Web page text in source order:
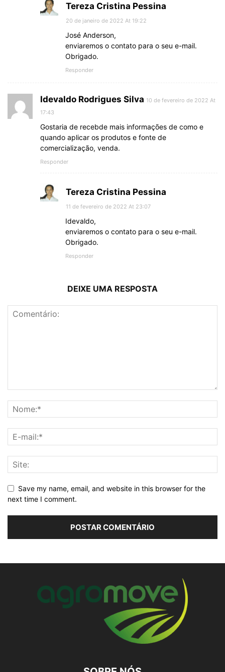
Tereza Cristina Pessina
20 de janeiro de 2022 At 19:22
José Anderson,
enviaremos o contato para o seu e-mail.
Obrigado.
Responder
Idevaldo Rodrigues Silva 10 de fevereiro de 2022 At
17:43
Gostaria de recebde mais informações de como e
quando aplicar os produtos e fonte de
comercialização, venda.
Responder
Tereza Cristina Pessina
11 de fevereiro de 2022 At 23:07
Idevaldo,
enviaremos o contato para o seu e-mail.
Obrigado.
Responder
DEIXE UMA RESPOSTA
Save my name, email, and website in this browser for the
next time I comment.